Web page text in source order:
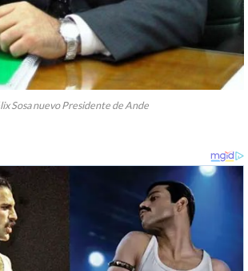
Sosa nuevo Presidente de Ande